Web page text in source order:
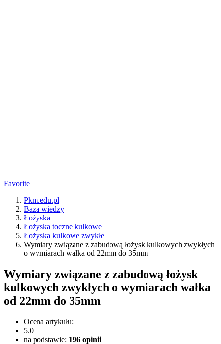
Favorite
Pkm.edu.pl
Baza wiedzy
Łożyska
Łożyska toczne kulkowe
Łożyska kulkowe zwykłe
Wymiary związane z zabudową łożysk kulkowych zwykłych
o wymiarach wałka od 22mm do 35mm
Wymiary związane z zabudową łożysk
kulkowych zwykłych o wymiarach wałka
od 22mm do 35mm
Ocena artykułu:
5.0
na podstawie: 196 opinii